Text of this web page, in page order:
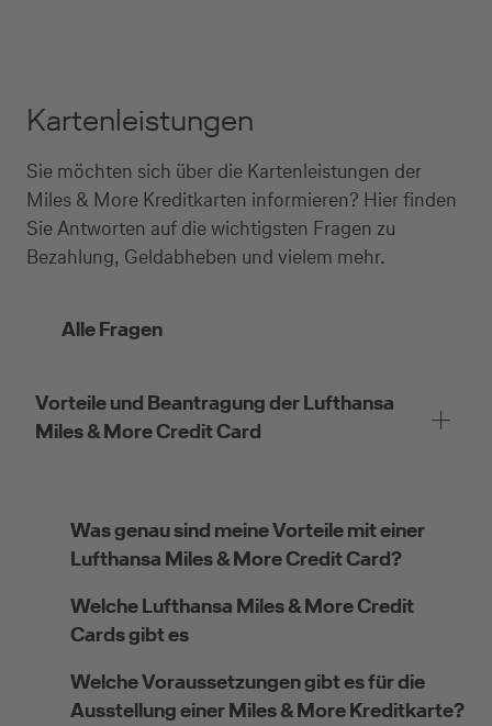
Kartenleistungen
Sie möchten sich über die Kartenleistungen der
Miles & More Kreditkarten informieren? Hier finden
Sie Antworten auf die wichtigsten Fragen zu
Bezahlung, Geldabheben und vielem mehr.
Alle Fragen
Vorteile und Beantragung der Lufthansa
Miles & More Credit Card
Was genau sind meine Vorteile mit einer
Lufthansa Miles & More Credit Card?
Welche Lufthansa Miles & More Credit
Cards gibt es
Welche Voraussetzungen gibt es für die
Ausstellung einer Miles & More Kreditkarte?